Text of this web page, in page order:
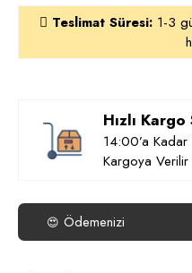
Teslimat Süresi:1-3
Hızlı
14:00’a Kadar
Kargoya Verilir
😍Ödemenizi